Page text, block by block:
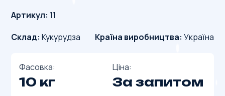
Артикул:11
Склад:Кукурудза Країна виробництва: Україна
Фасовка:
10 кг
Ціна:
За запитом